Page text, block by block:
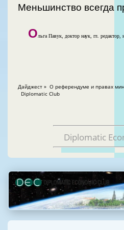
Меньшинство всегда
Ольга Павук, доктор наук, гл. редактор,
Дайджест » О референдуме и правах
Diplomatic Club
Diplomatic